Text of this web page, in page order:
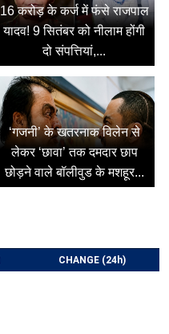
16 करोड़ के कर्ज में फंसे राजपाल
यादव! 9 सितंबर को नीलाम होंगी
दो संपत्तियां,...
‘गजनी’ के खतरनाक विलेन से
लेकर ‘छावा’ तक दमदार छाप
छोड़ने वाले बॉलीवुड के मशहूर...